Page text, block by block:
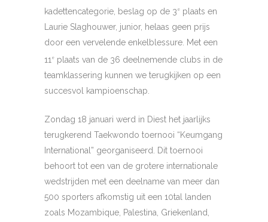
kadettencategorie, beslag op de 3 e plaats en
Laurie Slaghouwer, junior, helaas geen prijs
door een vervelende enkelblessure. Met een
11 e plaats van de 36 deelnemende clubs in de
teamklassering kunnen we terugkijken op een
succesvol kampioenschap.
Zondag 18 januari werd in Diest het jaarlijks
terugkerend Taekwondo toernooi “Keumgang
International” georganiseerd. Dit toernooi
behoort tot een van de grotere internationale
wedstrijden met een deelname van meer dan
500 sporters afkomstig uit een 10tal landen
zoals Mozambique, Palestina, Griekenland,